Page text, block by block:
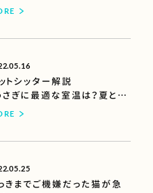
きるけどオススメしない理
トシッター解説
さぎに最適な室温は？夏と冬
をつけたいこと」
きまでご機嫌だった猫が急